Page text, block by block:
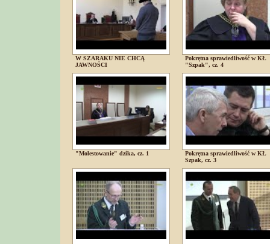
W SZARAKU NIE CHCĄ
JAWNOŚCI
Pokrętna sprawiedliwość w KŁ
"Szpak", cz. 4
"Molestowanie" dzika, cz. 1
Pokrętna sprawiedliwość w KŁ
Szpak, cz. 3